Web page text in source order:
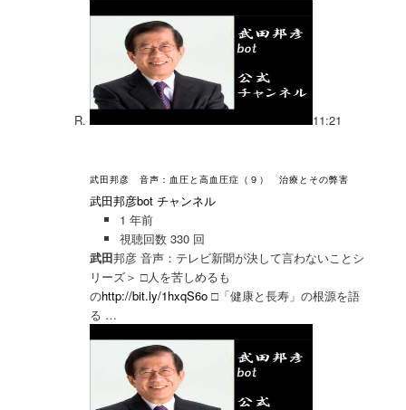
11:21
武田邦彦 音声：血圧と高血圧症（９） 治療とその弊害
武田邦彦bot チャンネル
1 年前
視聴回数 330 回
武田邦彦 音声：テレビ新聞が決して言わないことシ
リーズ＞ □人を苦しめるも
のhttp://bit.ly/1hxqS6o □「健康と長寿」の根源を語
る …